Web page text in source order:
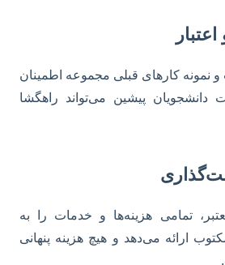
و نمونه کارهای قبلی مجموعه اطمینان
دانشجویان پیشین می‌تواند راهگشا
تمامی هزینه‌ها و خدمات را به
ارائه می‌دهد و هیچ هزینه پنهانی